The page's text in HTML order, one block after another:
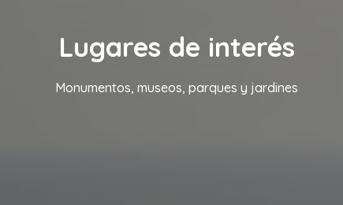
Lugares de interés
Monumentos, museos, parques y jardines